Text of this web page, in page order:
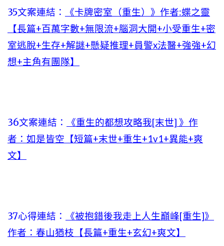
35文案連結：
《卡牌密室（重生）》作者:蝶之靈
【長篇+百萬字數+無限流+腦洞大開+小受重生+密
室逃脫+生存+解謎+懸疑推理+員警x法醫+強強+幻
想+主角有團隊】
36文案連結：
《重生的都想攻略我[末世] 》作
者：如是皆空【短篇+末世+重生+1v1+異能+爽
文】
37心得連結：
《被抱錯後我走上人生巔峰[重生]》
作者：春山猶枝【長篇+重生+玄幻+爽文】